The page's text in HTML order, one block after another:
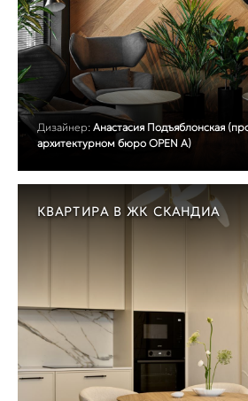
Дизайнер: Анастасия Подъяблонская
архитектурном бюро OPEN A)
КВАРТИРА В ЖК СКАНДИА